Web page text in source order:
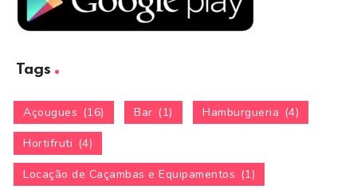
Tags
Açougues (16) Bar (1) Hamburgueria (4)
Hortifruti (4)
Locação de Caçambas e Equipamentos (1)